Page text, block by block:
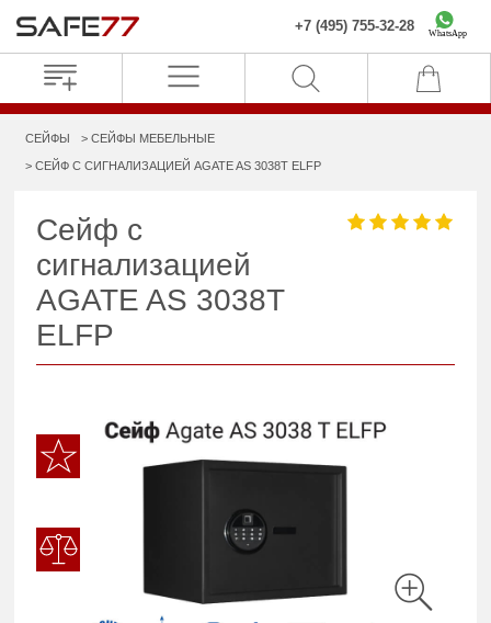
+7 (495) 755-32-28 WhatsApp
СЕЙФЫ СЕЙФЫ МЕБЕЛЬНЫЕ
СЕЙФ С СИГНАЛИЗАЦИЕЙ AGATE AS 3038T ELFP
Сейф с
сигнализацией
AGATE AS 3038T
ELFP